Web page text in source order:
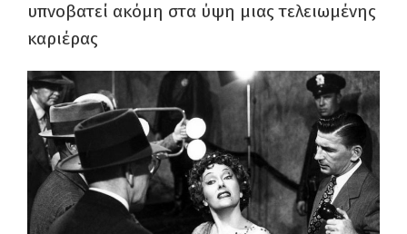
υπνοβατεί ακόμη στα ύψη μιας τελειωμένης
καριέρας